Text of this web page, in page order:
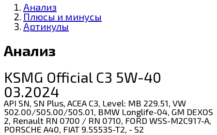
Анализ
Плюсы и минусы
Артикулы
Анализ
KSMG Official C3 5W-40
03.2024
API SN, SN Plus, ACEA C3, Level: MB 229.51, VW
502.00/505.00/505.01, BMW Longlife-04, GM DEXOS
2, Renault RN 0700 / RN 0710, FORD WSS-M2C917-A,
PORSCHE A40, FIAT 9.55535-T2, - S2